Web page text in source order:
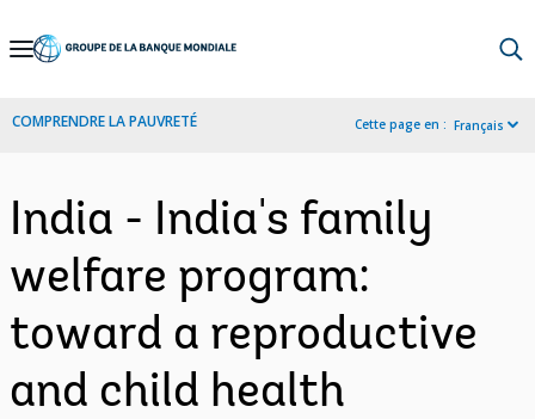
Skip
Navigation
COMPRENDRE LA PAUVRETÉ Cette page en : Français
India - India's family
welfare program:
toward a reproductive
and child health